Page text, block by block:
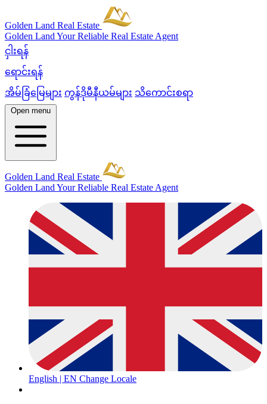
Golden Land Real Estate
Golden Land Your Reliable Real Estate Agent
ငှါးရန်
ရောင်းရန်
အိမ်ခြံမြေများ ကွန်ဒိုမီနီယမ်များ သိကောင်းစရာ
Open menu
Golden Land Real Estate
Golden Land Your Reliable Real Estate Agent
English | EN Change Locale